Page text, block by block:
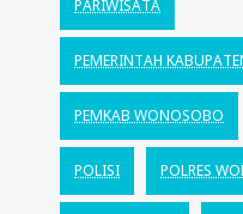
PARIWISATA
PEMERINTAH
PEMKAB WONOSOBO
POLISI POLRES